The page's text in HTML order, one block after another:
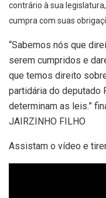
contrário à sua
cumpra com suas
“Sabemos nós que
serem cumpridos e
que temos direito
partidária do deputado
determinam as leis.”
JAIRZINHO FILHO
Assistam o vídeo e